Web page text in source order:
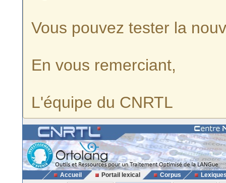
Vous pouvez tester la
En vous remerciant,
L'équipe du CNRTL
Accueil Portail lexical Corpus